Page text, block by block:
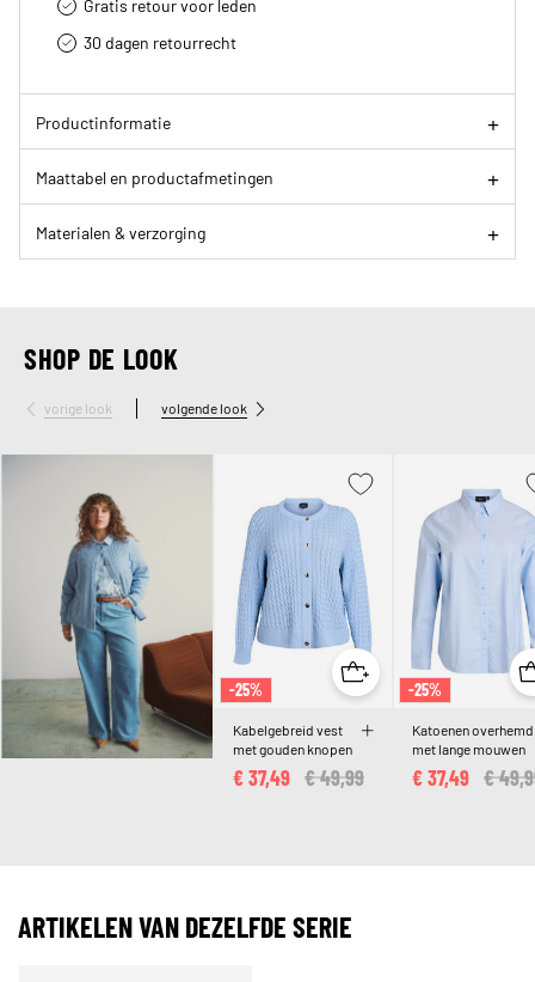
Gratis retour voor leden
30 dagen retourrecht­
Productinformatie
Maattabel en productafmetingen
Materialen & verzorging
SHOP DE LOOK
vorige look volgende look
-25%
Kabelgebreid vest
met gouden knopen
Price reduced from
€ 49,99
€ 37,49
-25%
Katoenen overhemd
met lange mouwen
Price
€
€ 37,49
ARTIKELEN VAN DEZELFDE SERIE